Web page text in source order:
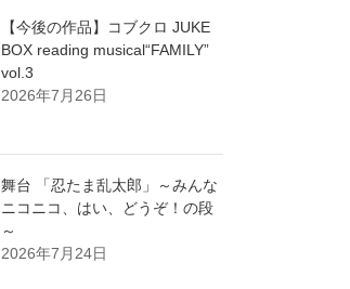
【今後の作品】コブクロ JUKE
BOX reading musical“FAMILY”
vol.3
2026年7月26日
舞台 「忍たま乱太郎」～みんな
ニコニコ、はい、どうぞ！の段
～
2026年7月24日